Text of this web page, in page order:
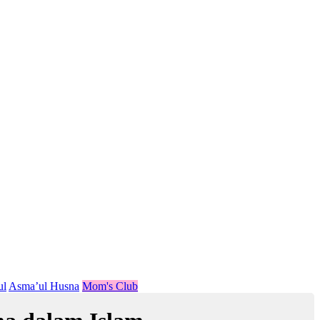
Asma’ul Husna Mom's Club